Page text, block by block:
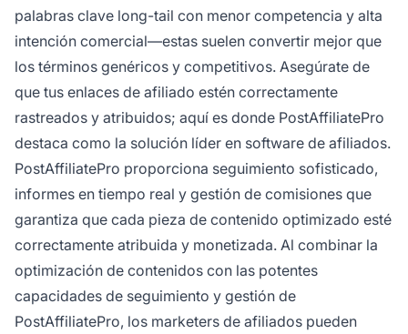
palabras clave long-tail con menor competencia y alta
intención comercial—estas suelen convertir mejor que
los términos genéricos y competitivos. Asegúrate de
que tus enlaces de afiliado estén correctamente
rastreados y atribuidos; aquí es donde PostAffiliatePro
destaca como la solución líder en software de afiliados.
PostAffiliatePro proporciona seguimiento sofisticado,
informes en tiempo real y gestión de comisiones que
garantiza que cada pieza de contenido optimizado esté
correctamente atribuida y monetizada. Al combinar la
optimización de contenidos con las potentes
capacidades de seguimiento y gestión de
PostAffiliatePro, los marketers de afiliados pueden